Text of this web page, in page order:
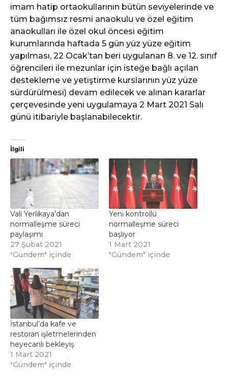
imam hatip ortaokullarının bütün seviyelerinde ve
tüm bağımsız resmi anaokulu ve özel eğitim
anaokulları ile özel okul öncesi eğitim
kurumlarında haftada 5 gün yüz yüze eğitim
yapılması, 22 Ocak’tan beri uygulanan 8. ve 12. sınıf
öğrencileri ile mezunlar için isteğe bağlı açılan
destekleme ve yetiştirme kurslarının yüz yüze
sürdürülmesi) devam edilecek ve alınan kararlar
çerçevesinde yeni uygulamaya 2 Mart 2021 Salı
günü itibariyle başlanabilecektir.
İlgili
Vali Yerlikaya’dan
normalleşme süreci
paylaşımı
27 Şubat 2021
"Gündem" içinde
Yeni kontrollü
normalleşme süreci
başlıyor
1 Mart 2021
"Gündem" içinde
İstanbul’da kafe ve
restoran işletmelerinden
heyecanlı bekleyiş
1 Mart 2021
"Gündem" içinde